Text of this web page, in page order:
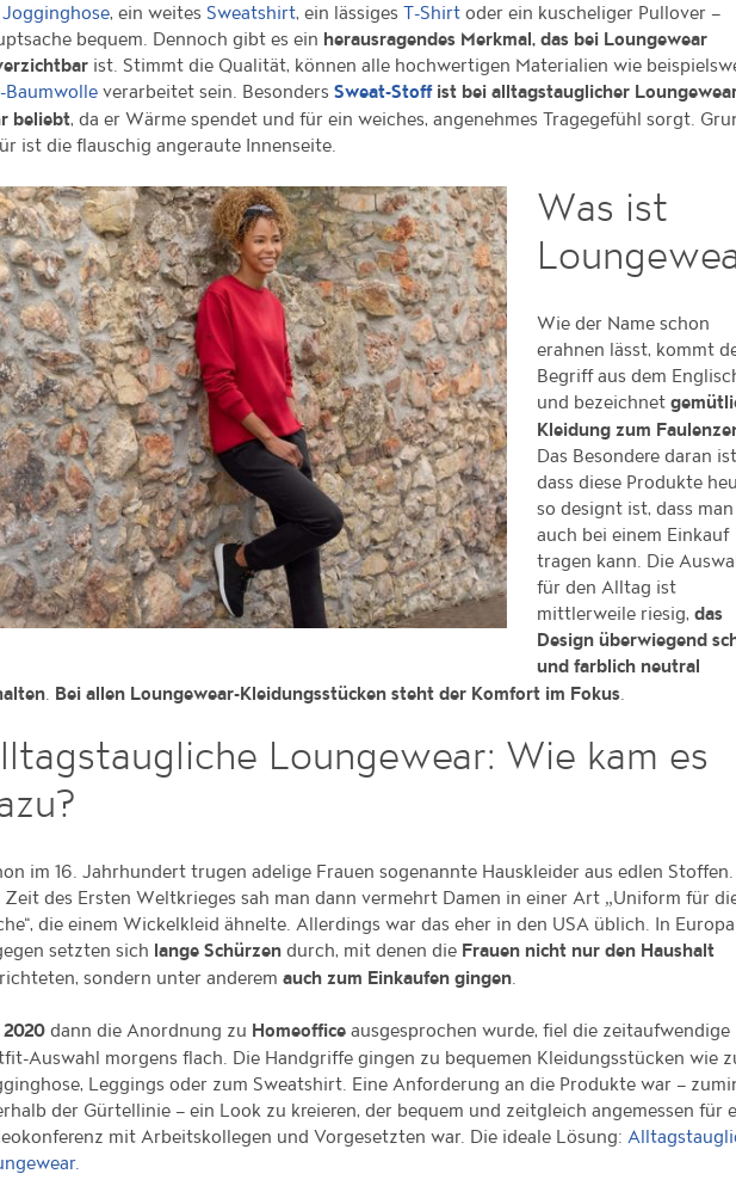
Jogginghose, ein weites Sweatshirt, ein lässigesT-Shirt oder ein kuscheliger Pullover –
bequem. Dennoch gibt es ein herausragendes Merkmal, das bei Loungewear
ist. Stimmt die Qualität, können alle hochwertigen Materialien wie
Baumwolle verarbeitet sein. Besonders Sweat-Stoffist bei alltagstauglicher
beliebt, da er Wärme spendet und für ein weiches, angenehmes Tragegefühl sorgt.
ist die flauschig angeraute Innenseite.
Was ist
Wie der Name schon
erahnen lässt, kommt
Begriff aus dem
und bezeichnet
Kleidung zum
Das Besondere daran
dass diese Produkte
so designt ist, dass
auch bei einem Einkauf
tragen kann. Die
für den Alltag ist
mittlerweile riesig,das
Design überwiegend
und farblich neutral
. Bei allen Loungewear-Kleidungsstücken steht der Komfort im Fokus.
Loungewear: Wie kam es
im 16. Jahrhundert trugen adelige Frauen sogenannte Hauskleider aus edlen Stoffen.
Zeit des Ersten Weltkrieges sah man dann vermehrt Damen in einer Art „Uniform für
die einem Wickelkleid ähnelte. Allerdings war das eher in den USA üblich. In Europa
setzten sich lange Schürzen durch, mit denen die Frauen nicht nur den Haushalt
sondern unter anderemauch zum Einkaufen gingen.
2020 dann die Anordnung zu Homeoffice ausgesprochen wurde, fiel die zeitaufwendige
Auswahl morgens flach. Die Handgriffe gingen zu bequemen Kleidungsstücken wie
Leggings oder zum Sweatshirt. Eine Anforderung an die Produkte war –
der Gürtellinie – ein Look zu kreieren, der bequem und zeitgleich angemessen für
mit Arbeitskollegen und Vorgesetzten war. Die ideale Lösung: